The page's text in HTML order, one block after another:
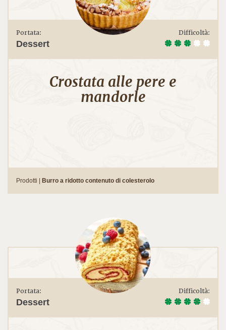
Portata:
Dessert
Difficoltà:
Crostata alle pere e
mandorle
Prodotti | Burro a ridotto contenuto di colesterolo
Portata:
Dessert
Difficoltà: